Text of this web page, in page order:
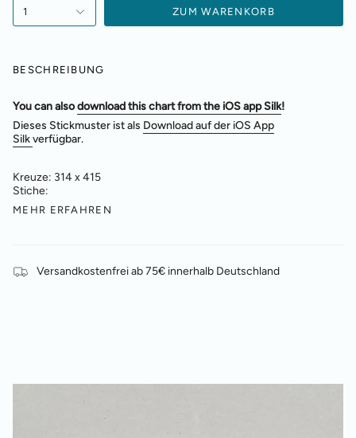
1 ZUM WARENKORB
BESCHREIBUNG
You can alsodownload this chart from the iOS app Silk!
Dieses Stickmuster ist als Download auf der iOS App
Silkverfügbar.
Kreuze: 314 x 415
Stiche:
MEHR ERFAHREN
Versandkostenfrei ab 75€ innerhalb Deutschland